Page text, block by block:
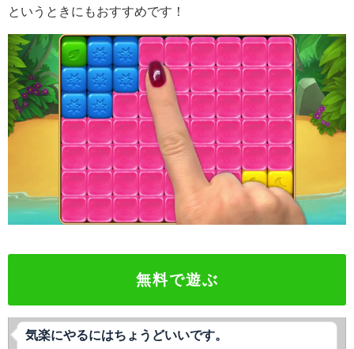
というときにもおすすめです！
無料で遊ぶ
気楽にやるにはちょうどいいです。